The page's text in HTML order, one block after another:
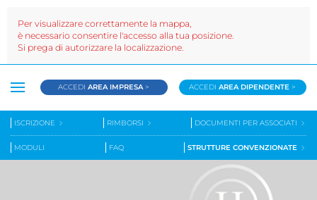
ACCEDIAREA IMPRESA > ACCEDIAREA DIPENDENTE >
ISCRIZIONE RIMBORSI DOCUMENTI PER ASSOCIATI
MODULI FAQ STRUTTURE CONVENZIONATE
Per visualizzare correttamente la mappa,
è necessario consentire l'accesso alla tua posizione.
Si prega di autorizzare la localizzazione.